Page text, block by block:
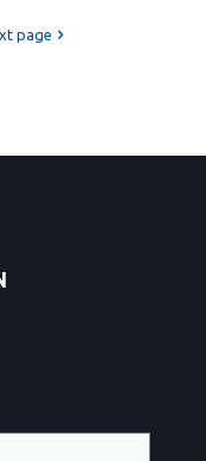
page